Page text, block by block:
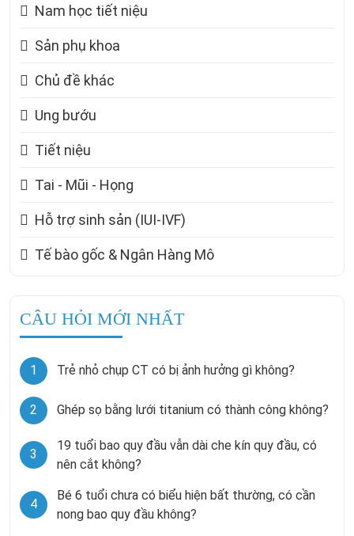
Nam học tiết niệu
Sản phụ khoa
Chủ đề khác
Ung bướu
Tiết niệu
Tai - Mũi - Họng
Hỗ trợ sinh sản (IUI-IVF)
Tế bào gốc & Ngân Hàng Mô
CÂU HỎI MỚI NHẤT
1 Trẻ nhỏ chụp CT có bị ảnh hưởng gì không?
2 Ghép sọ bằng lưới titanium có thành công không?
3
19 tuổi bao quy đầu vẫn dài che kín quy đầu, có
nên cắt không?
4
Bé 6 tuổi chưa có biểu hiện bất thường, có cần
nong bao quy đầu không?